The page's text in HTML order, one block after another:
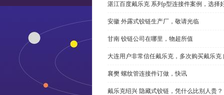
湛江百度戴乐克 系列p型连接件案例，选择
安徽 外露式铰链生产厂，敬请光临
甘南 铰链公司在哪里，物超所值
大连用户非常信任戴乐克，多次购买戴乐克
襄樊 螺纹管连接件订做，快讯
戴乐克绍兴 隐藏式铰链，凭什么比别人贵？